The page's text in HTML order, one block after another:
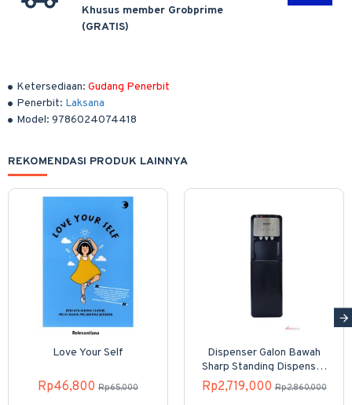
Ketersediaan: Gudang Penerbit
Penerbit: Laksana
Model: 9786024074418
Khusus member Grobprime
(GRATIS)
REKOMENDASI PRODUK LAINNYA
Love Your Self
Rp46,800 Rp65,000
Dispenser Galon Bawah
Sharp Standing Dispenser
SWD-82EHL-PB
Rp2,719,000 Rp2,860,000